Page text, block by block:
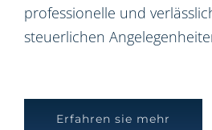
professionelle und
steuerlichen
Erfahren sie mehr